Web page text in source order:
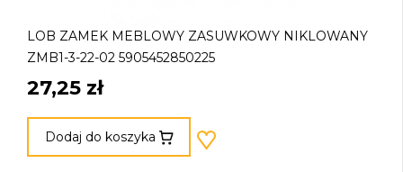
LOB ZAMEK MEBLOWY ZASUWKOWY NIKLOWANY
ZMB1-3-22-02 5905452850225
27,25 zł
Dodaj do koszyka